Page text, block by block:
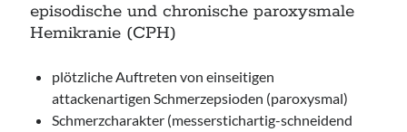
episodische und chronische paroxysmale
Hemikranie (CPH)
plötzliche Auftreten von einseitigen
attackenartigen Schmerzepsioden (paroxysmal)
Schmerzcharakter (messerstichartig-schneidend